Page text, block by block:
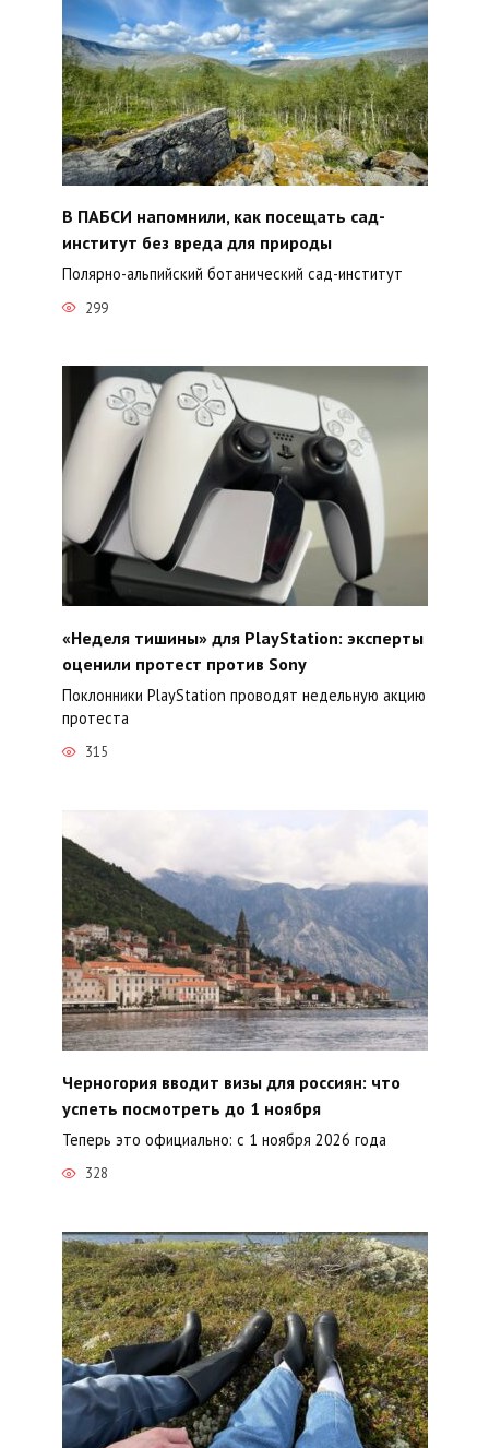
В ПАБСИ напомнили, как посещать сад-
институт без вреда для природы
Полярно-альпийский ботанический сад-институт
299
«Неделя тишины» для PlayStation: эксперты
оценили протест против Sony
Поклонники PlayStation проводят недельную акцию
протеста
315
Черногория вводит визы для россиян: что
успеть посмотреть до 1 ноября
Теперь это официально: с 1 ноября 2026 года
328